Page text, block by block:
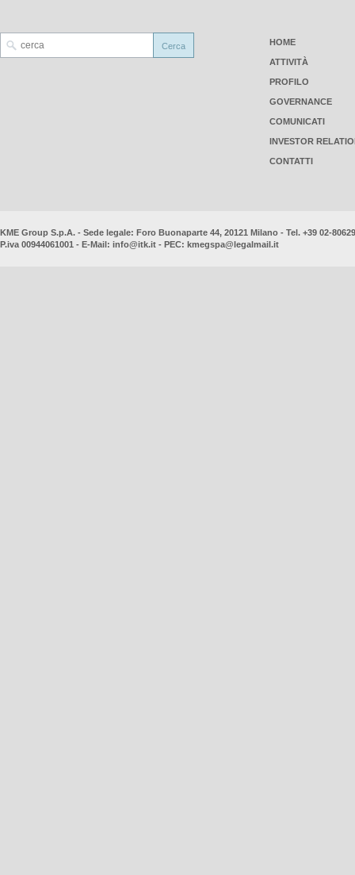
HOME
ATTIVITÀ
PROFILO
GOVERNANCE
COMUNICATI
INVESTOR
CONTATTI
KME Group S.p.A. - Sede legale: Foro Buonaparte 44, 20121 Milano - Tel. +39 02-
P.iva 00944061001 - E-Mail: info@itk.it - PEC: kmegspa@legalmail.it